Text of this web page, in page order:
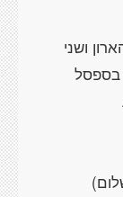
ושני
בספסל